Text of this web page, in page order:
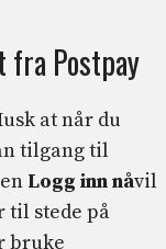
fra Postpay
at når du
tilgang til
Logg inn nåvil
til stede på
bruke